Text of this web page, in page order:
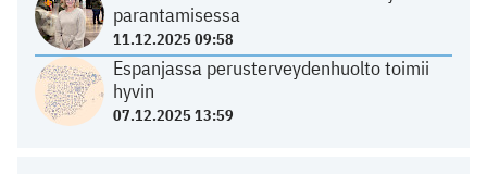
parantamisessa
11.12.2025 09:58
Espanjassa perusterveydenhuolto toimii
hyvin
07.12.2025 13:59